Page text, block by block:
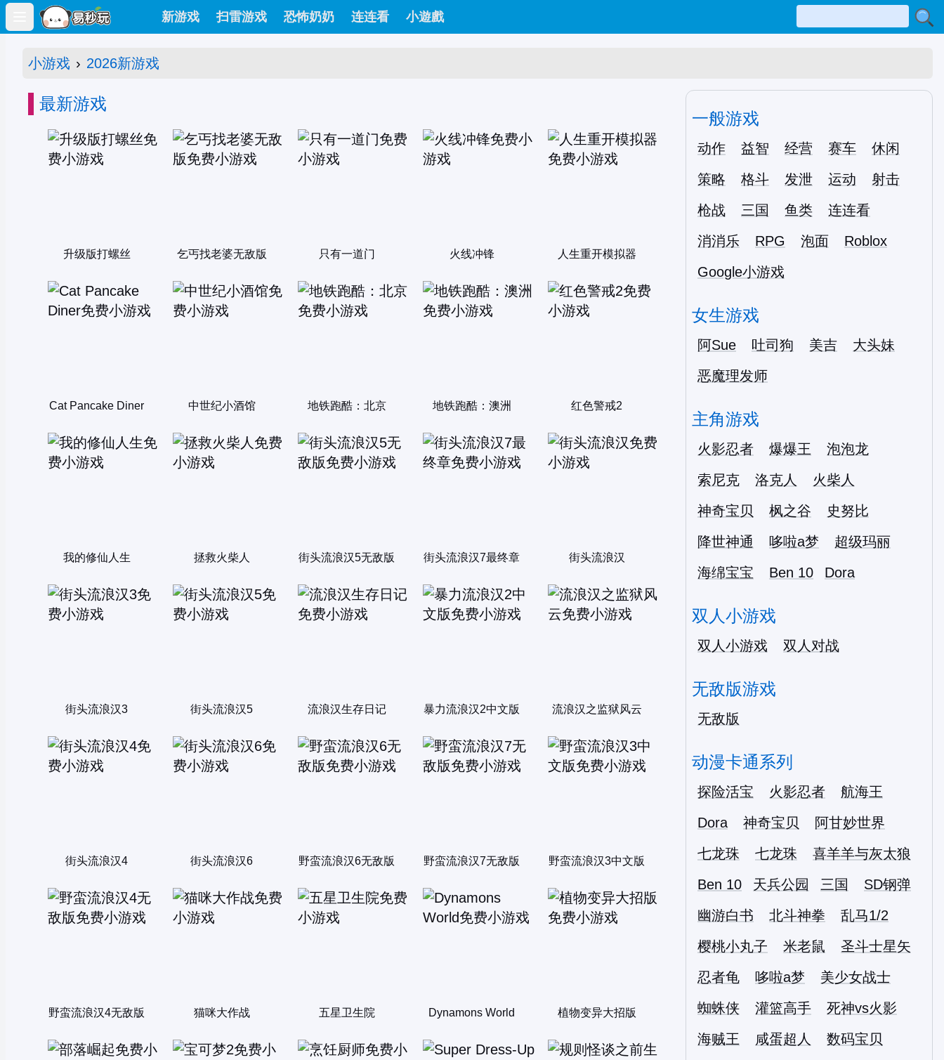
Open main menu
新游戏 扫雷游戏 恐怖奶奶 连连看 小遊戲
小游戏 › 2026新游戏
最新游戏
升级版打螺丝 乞丐找老婆无敌版 只有一道门 火线冲锋 人生重开模拟器
Cat Pancake Diner 中世纪小酒馆 地铁跑酷：北京 地铁跑酷：澳洲 红色警戒2
我的修仙人生 拯救火柴人 街头流浪汉5无敌版 街头流浪汉7最终章 街头流浪汉
街头流浪汉3 街头流浪汉5 流浪汉生存日记 暴力流浪汉2中文版 流浪汉之监狱风云
街头流浪汉4 街头流浪汉6 野蛮流浪汉6无敌版 野蛮流浪汉7无敌版 野蛮流浪汉3中文版
野蛮流浪汉4无敌版 猫咪大作战 五星卫生院 Dynamons World 植物变异大招版
一般游戏
动作 益智 经营 赛车
休闲
策略
格斗 发泄 运动
射击
枪战
三国 鱼类
连连看
消消乐
RPG 泡面
Roblox
Google小游戏
女生游戏
阿Sue 吐司狗 美吉
大头妹
恶魔理发师
主角游戏
火影忍者 爆爆王
泡泡龙
索尼克
洛克人
火柴人
神奇宝贝
枫之谷
史努比
降世神通
哆啦a梦
超级玛丽
海绵宝宝
Ben 10 Dora
双人小游戏
双人小游戏 双人对战
无敌版游戏
无敌版
动漫卡通系列
探险活宝 火影忍者
航海王
Dora
神奇宝贝
阿甘妙世界
七龙珠
七龙珠
喜羊羊与灰太狼
Ben 10
天兵公园 三国
SD钢弹
幽游白书
北斗神拳
乱马1/2
樱桃小丸子
米老鼠
圣斗士星矢
忍者龟
哆啦a梦
美少女战士
蜘蛛侠
灌篮高手
死神vs火影
海贼王
咸蛋超人
数码宝贝